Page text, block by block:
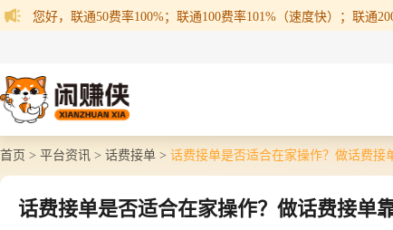
您好，联通50费率100%；联通100费率101%（速度快）；联通
首页 > 平台资讯 > 话费接单 > 话费接单是否适合在家操作？做话费接
话费接单是否适合在家操作？做话费接单